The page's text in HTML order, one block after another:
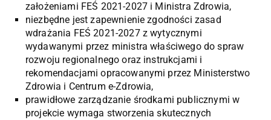
założeniami FEŚ 2021-2027 i Ministra Zdrowia,
niezbędne jest zapewnienie zgodności zasad
wdrażania FEŚ 2021-2027 z wytycznymi
wydawanymi przez ministra właściwego do spraw
rozwoju regionalnego oraz instrukcjami i
rekomendacjami opracowanymi przez Ministerstwo
Zdrowia i Centrum e-Zdrowia,
prawidłowe zarządzanie środkami publicznymi w
projekcie wymaga stworzenia skutecznych